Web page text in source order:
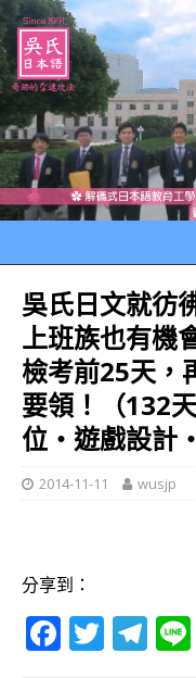
吳氏日文就彷
上班族也有機
檢考前25天，
要領！（132
位‧遊戲設計
2014-11-11 wusjp
分享到：
F T T